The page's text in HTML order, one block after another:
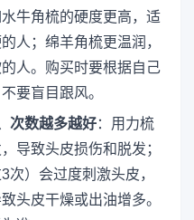
牛角梳的硬度更高，适
人；绵羊角梳更温润，
人。购买时要根据自己
要盲目跟风。
次数越多越好：用力梳
导致头皮损伤和脱发；
次）会过度刺激头皮，
头皮干燥或出油增多。